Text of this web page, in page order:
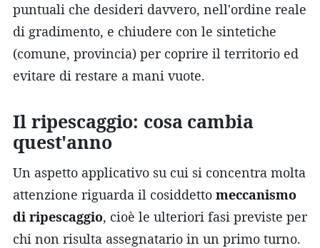
puntuali che desideri davvero, nell'ordine reale
di gradimento, e chiudere con le sintetiche
(comune, provincia) per coprire il territorio ed
evitare di restare a mani vuote.
Il ripescaggio: cosa cambia
quest'anno
Un aspetto applicativo su cui si concentra molta
attenzione riguarda il cosiddetto meccanismo
di ripescaggio, cioè le ulteriori fasi previste per
chi non risulta assegnatario in un primo turno.